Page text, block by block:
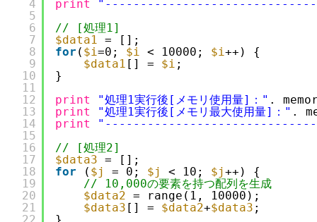
4
5
6
7
8
9
10
11
12
13
14
15
16
17
18
19
20
21
print
// [処理1]
$data1 = [];
for ( $i=0; $i < 10000; $i++) {
$data1 [] = $i ;
}
print
"処理1実行後[メモリ使用量]：" .
print
"処理1実行後[メモリ最大使用量]：" .
print
// [処理2]
$data3 = [];
for
( $j = 0; $j < 10; $j++) {
// 10,000の要素を持つ配列を生成
$data2 = range(1, 10000);
$data3 [] = $data2+$data3 ;